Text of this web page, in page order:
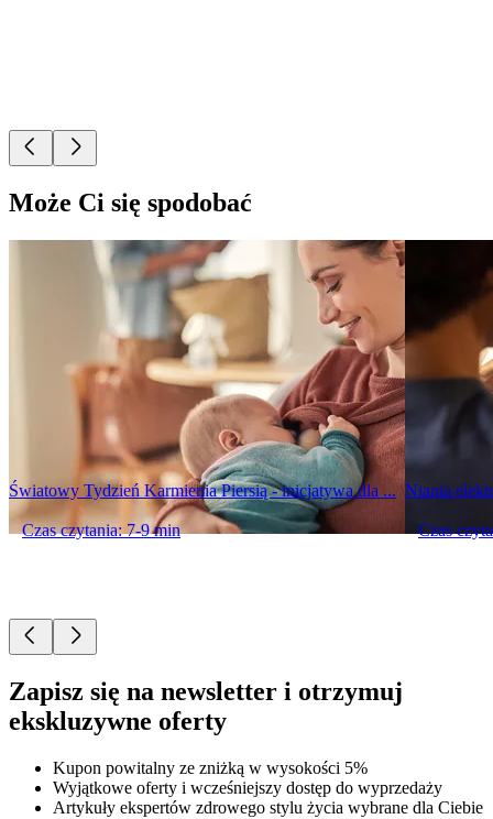
Może Ci się spodobać
Światowy Tydzień Karmienia Piersią - inicjatywa dla ...
Czas czytania: 7-9 min
Niania
Czas
Zapisz się na newsletter i otrzymuj
ekskluzywne oferty
Kupon powitalny ze zniżką w wysokości 5%
Wyjątkowe oferty i wcześniejszy dostęp do wyprzedaży
Artykuły ekspertów zdrowego stylu życia wybrane dla Ciebie